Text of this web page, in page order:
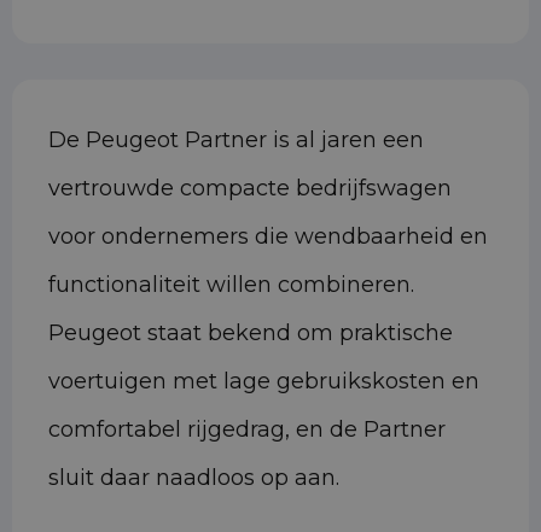
De Peugeot Partner is al jaren een
vertrouwde compacte bedrijfswagen
voor ondernemers die wendbaarheid en
functionaliteit willen combineren.
Peugeot staat bekend om praktische
voertuigen met lage gebruikskosten en
comfortabel rijgedrag, en de Partner
sluit daar naadloos op aan.